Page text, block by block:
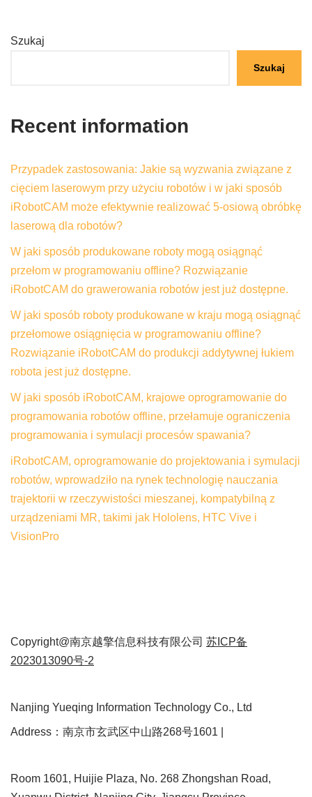
Szukaj
Szukaj
Recent information
Przypadek zastosowania: Jakie są wyzwania związane z
cięciem laserowym przy użyciu robotów i w jaki sposób
iRobotCAM może efektywnie realizować 5-osiową obróbkę
laserową dla robotów?
W jaki sposób produkowane roboty mogą osiągnąć
przełom w programowaniu offline? Rozwiązanie
iRobotCAM do grawerowania robotów jest już dostępne.
W jaki sposób roboty produkowane w kraju mogą osiągnąć
przełomowe osiągnięcia w programowaniu offline?
Rozwiązanie iRobotCAM do produkcji addytywnej łukiem
robota jest już dostępne.
W jaki sposób iRobotCAM, krajowe oprogramowanie do
programowania robotów offline, przełamuje ograniczenia
programowania i symulacji procesów spawania?
iRobotCAM, oprogramowanie do projektowania i symulacji
robotów, wprowadziło na rynek technologię nauczania
trajektorii w rzeczywistości mieszanej, kompatybilną z
urządzeniami MR, takimi jak Hololens, HTC Vive i
VisionPro
Copyright@南京越擎信息科技有限公司 苏ICP备
2023013090号-2
Nanjing Yueqing Information Technology Co., Ltd
Address：南京市玄武区中山路268号1601 |
Room 1601, Huijie Plaza, No. 268 Zhongshan Road,